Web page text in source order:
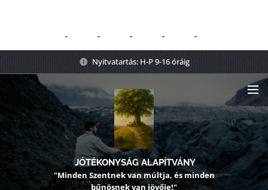
Nyitvatartás: H-P 9-16 óráig
JÓTÉKONYSÁG ALAPÍTVÁNY
"Minden Szentnek van múltja, és minden
bűnösnek van jövője!"